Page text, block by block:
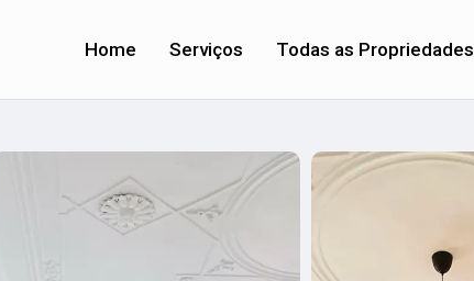
Home Serviços Todas as Propriedades